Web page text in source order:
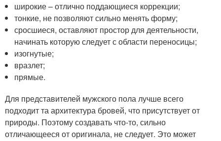
широкие – отлично поддающиеся коррекции;
тонкие, не позволяют сильно менять форму;
сросшиеся, оставляют простор для деятельности,
начинать которую следует с области переносицы;
изогнутые;
вразлет;
прямые.
Для представителей мужского пола лучше всего
подходит та архитектура бровей, что присутствует от
природы. Поэтому создавать что-то, сильно
отличающееся от оригинала, не следует. Это может